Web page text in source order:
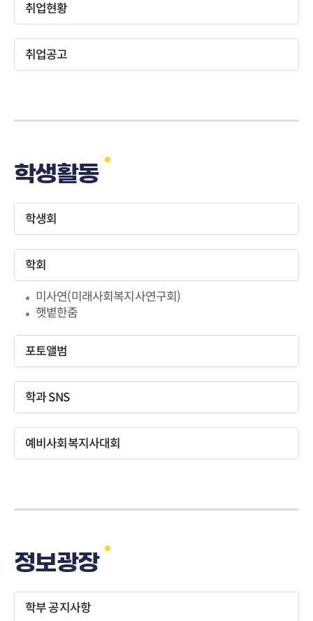
취업현황
취업공고
학생활동
학생회
학회
미사연(미래사회복지사연구회)
햇볕한줌
포토앨범
학과 SNS
예비사회복지사대회
정보광장
학부 공지사항